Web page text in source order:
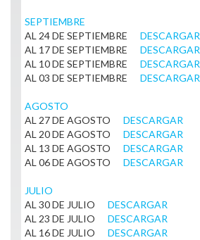
SEPTIEMBRE
AL 24 DE SEPTIEMBRE
DESCARGAR
AL 17 DE SEPTIEMBRE
DESCARGAR
AL 10 DE SEPTIEMBRE
DESCARGAR
AL 03 DE SEPTIEMBRE
DESCARGAR
AGOSTO
AL 27 DE AGOSTO
DESCARGAR
AL 20 DE AGOSTO
DESCARGAR
AL 13 DE AGOSTO
DESCARGAR
AL 06 DE AGOSTO
DESCARGAR
JULIO
AL 30 DE JULIO
DESCARGAR
AL 23 DE JULIO
DESCARGAR
AL 16 DE JULIO
DESCARGAR